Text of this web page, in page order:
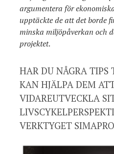
argumentera för
upptäckte de att det borde
minska miljöpåverkan och
projektet.
HAR DU NÅGRA
KAN HJÄLPA DEM
VIDAREUTVECKLA
VERKTYGET